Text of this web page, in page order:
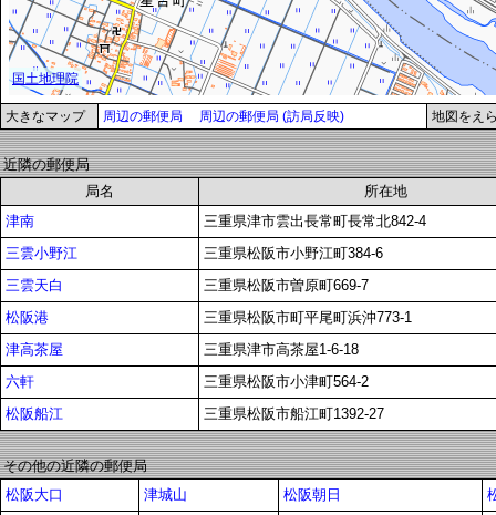
大きなマップ 周辺の郵便局 周辺の郵便局 (訪局反映) 地図をえ
近隣の郵便局
局名
所在地
津南
三重県津市雲出長常町長常北842-4
三雲小野江
三重県松阪市小野江町384-6
三雲天白
三重県松阪市曽原町669-7
松阪港
三重県松阪市町平尾町浜沖773-1
津高茶屋
三重県津市高茶屋1-6-18
六軒
三重県松阪市小津町564-2
松阪船江
三重県松阪市船江町1392-27
その他の近隣の郵便局
松阪大口
津城山 松阪朝日